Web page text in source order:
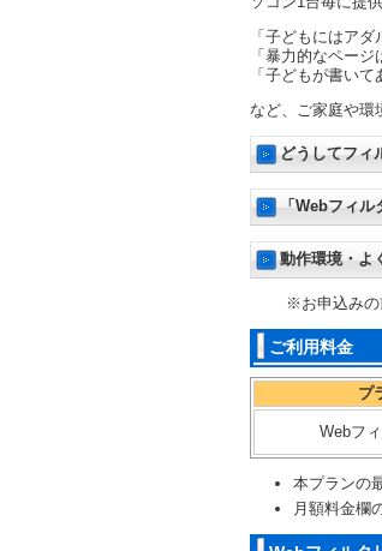
「子どもにはア
「暴力的なページ
「子どもが書い
など、ご家庭や環
どうしてフィ
「Webフィ
動作環境・よ
※お申込みの
ご利用料金
プ
Webフ
本プランの
月額料金欄